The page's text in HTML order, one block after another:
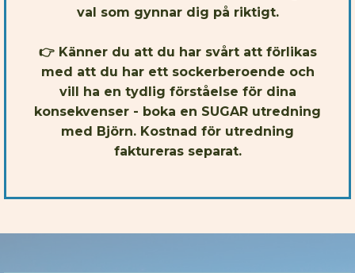
val som gynnar dig på riktigt.
👉 Känner du att du har svårt att förlikas
med att du har ett sockerberoende och
vill ha en tydlig förståelse för dina
konsekvenser - boka en SUGAR utredning
med Björn. Kostnad för utredning
faktureras separat.